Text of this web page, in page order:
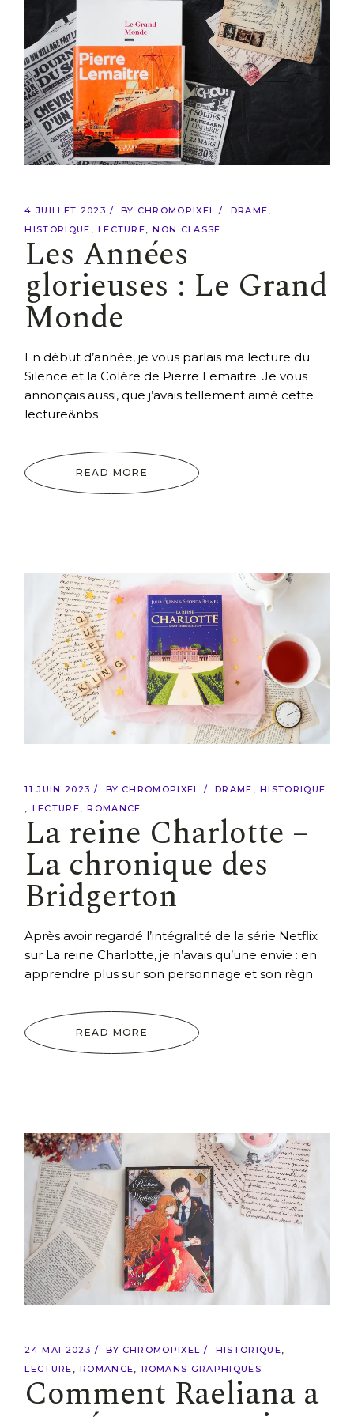
4 JUILLET 2023 BY CHROMOPIXEL
DRAME
HISTORIQUE
LECTURE NON CLASSÉ
Les Années
glorieuses : Le Grand
Monde
En début d’année, je vous parlais ma lecture du
Silence et la Colère de Pierre Lemaitre. Je vous
annonçais aussi, que j’avais tellement aimé cette
lecture&nbs
READ MORE
11 JUIN 2023 BY CHROMOPIXEL DRAME
HISTORIQUE
LECTURE
ROMANCE
La reine Charlotte –
La chronique des
Bridgerton
Après avoir regardé l’intégralité de la série Netflix
sur La reine Charlotte, je n’avais qu’une envie : en
apprendre plus sur son personnage et son règn
READ MORE
24 MAI 2023 BY CHROMOPIXEL
HISTORIQUE
LECTURE
ROMANCE ROMANS GRAPHIQUES
Comment Raeliana a